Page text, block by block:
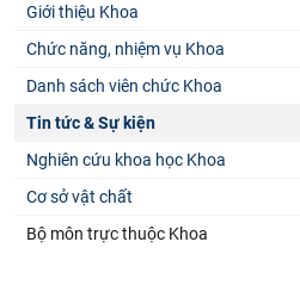
Giới thiệu Khoa
Chức năng, nhiệm vụ Khoa
Danh sách viên chức Khoa
Tin tức & Sự kiện
Nghiên cứu khoa học Khoa
Cơ sở vật chất
Bộ môn trực thuộc Khoa